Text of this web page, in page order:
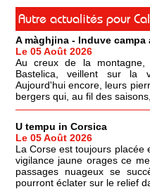
Autre actualités pour
A màghjina - Induve
Le 05 Août 2026
Au creux de la montagne,
Bastelica, veillent sur la
Aujourd'hui encore, leurs
bergers qui, au fil des
U tempu in Corsica
Le 05 Août 2026
La Corse est toujours placée
vigilance jaune orages ce
passages nuageux se
pourront éclater sur le relief